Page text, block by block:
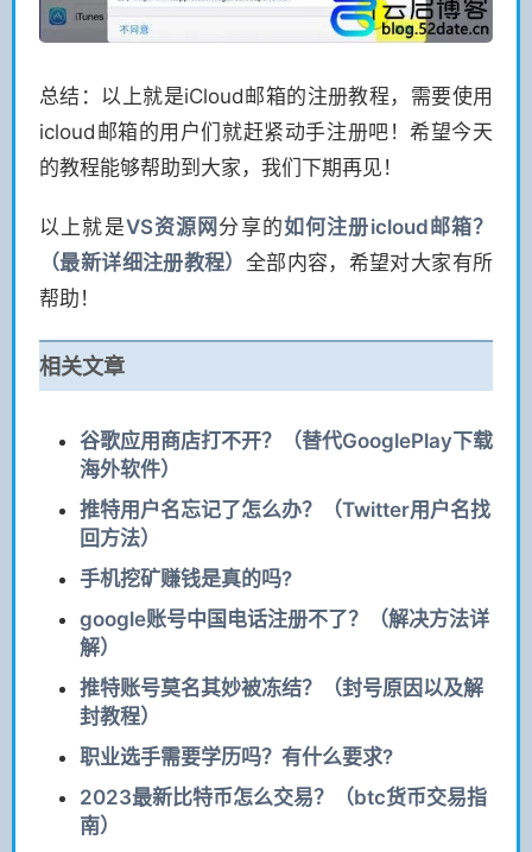
总结：以上就是iCloud邮箱的注册教程，需要使用
icloud邮箱的用户们就赶紧动手注册吧！希望今天
的教程能够帮助到大家，我们下期再见！
以上就是VS资源网 分享的如何注册icloud邮箱？
（最新详细注册教程） 全部内容，希望对大家有所
帮助！
相关文章
谷歌应用商店打不开？（替代GooglePlay下载
海外软件）
推特用户名忘记了怎么办？（Twitter用户名找
回方法）
手机挖矿赚钱是真的吗?
google账号中国电话注册不了？（解决方法详
解）
推特账号莫名其妙被冻结？（封号原因以及解
封教程）
职业选手需要学历吗？有什么要求?
2023最新比特币怎么交易？（btc货币交易指
南）